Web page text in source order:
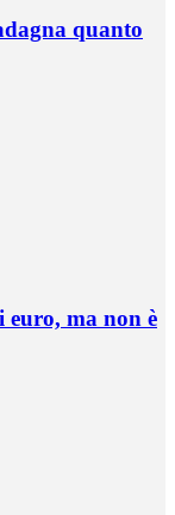
quanto
euro, ma non è